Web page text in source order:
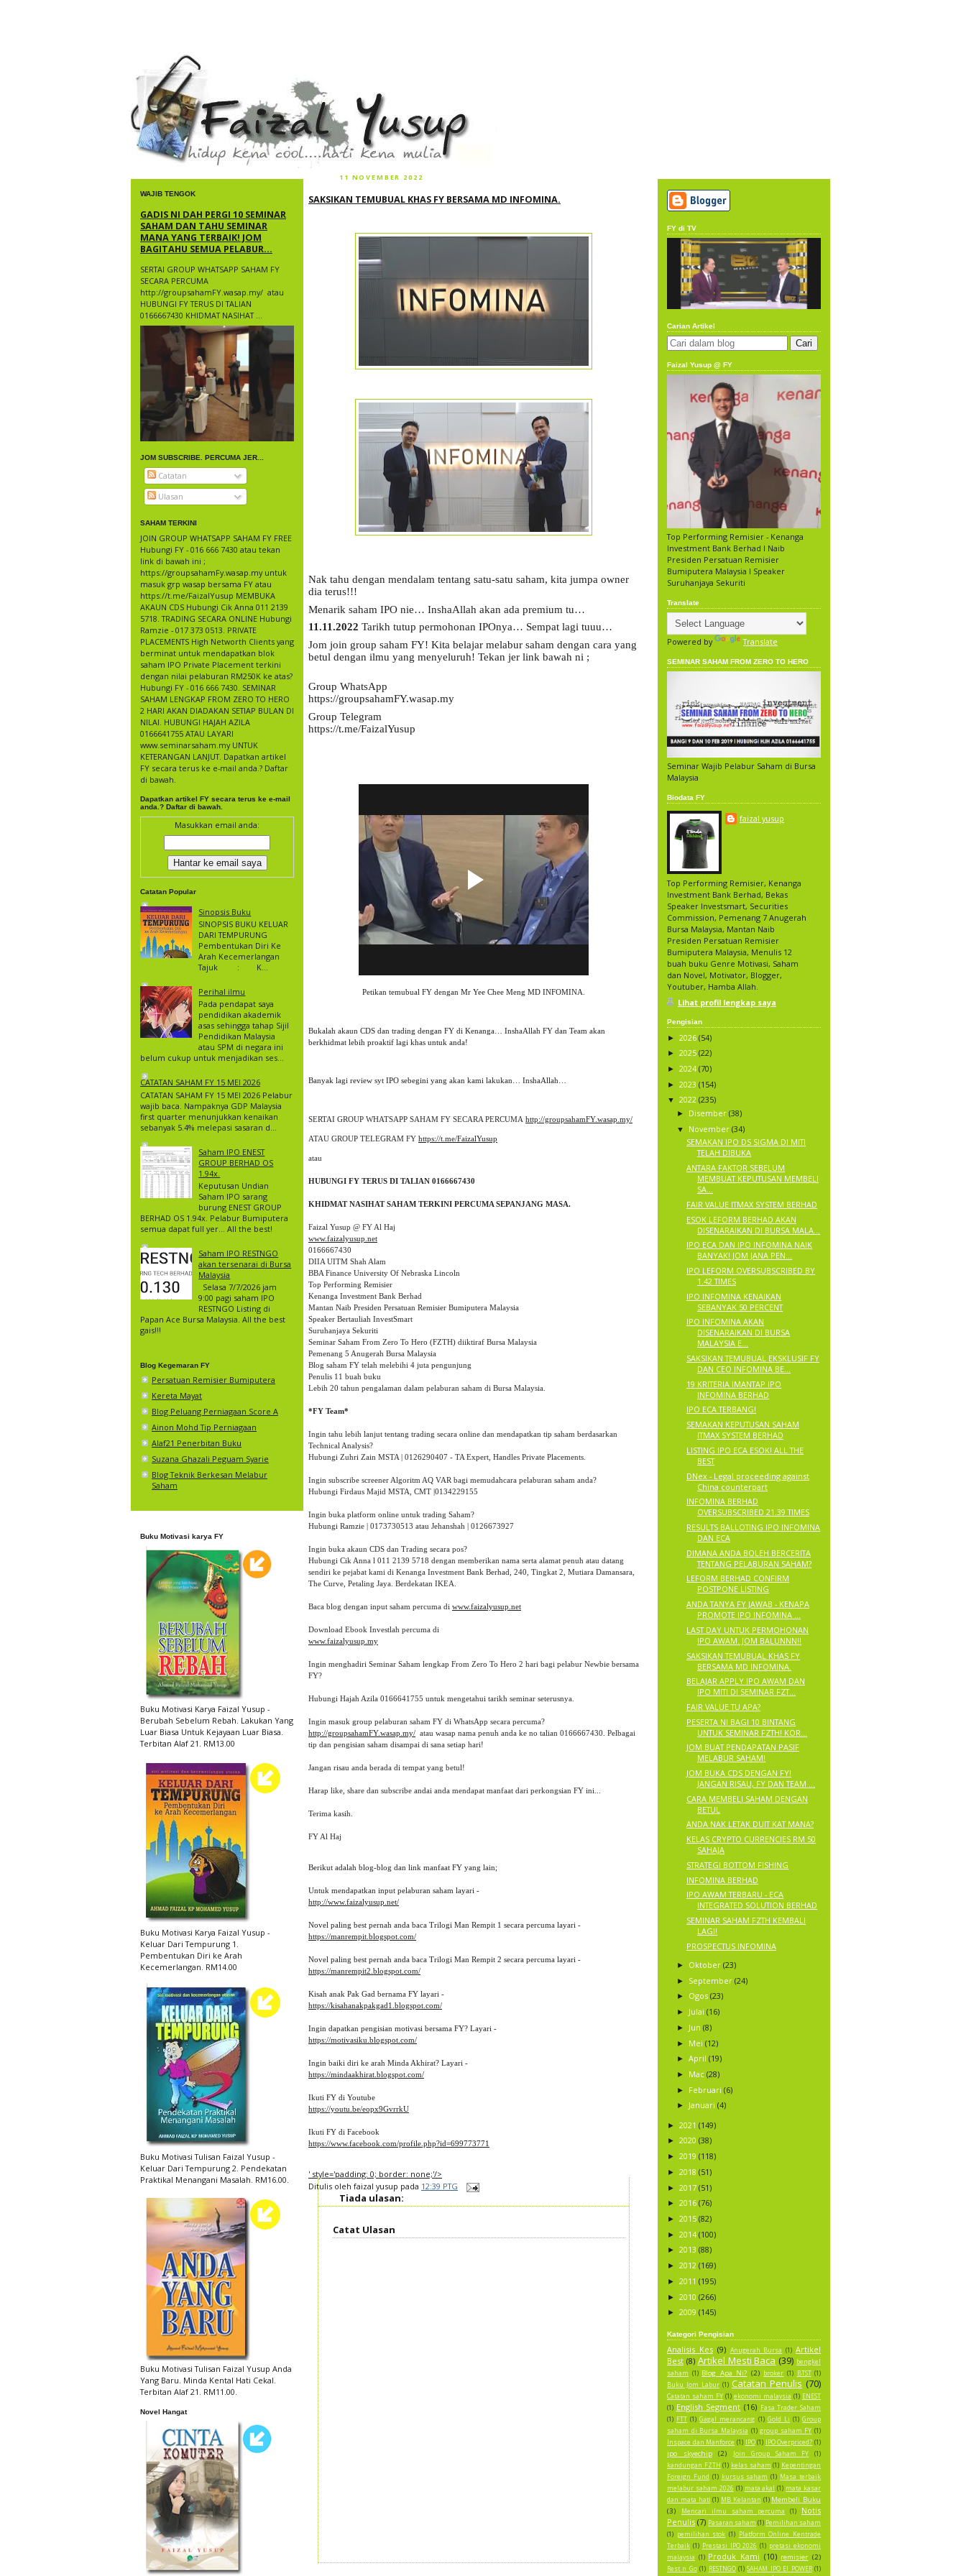
faizal yusup
WAJIB TENGOK
GADIS NI DAH PERGI 10 SEMINAR
SAHAM DAN TAHU SEMINAR
MANA YANG TERBAIK! JOM
BAGITAHU SEMUA PELABUR...
SERTAI GROUP WHATSAPP SAHAM FY
SECARA PERCUMA
http://groupsahamFY.wasap.my/ ​ atau
HUBUNGI FY TERUS DI TALIAN
0166667430 KHIDMAT NASIHAT ...
JOM SUBSCRIBE. PERCUMA JER...
Catatan
Ulasan
SAHAM TERKINI
JOIN GROUP WHATSAPP SAHAM FY FREE
Hubungi FY - 016 666 7430 atau tekan
link di bawah ini ;
https://groupsahamFy.wasap.my untuk
masuk grp wasap bersama FY atau
https://t.me/FaizalYusup MEMBUKA
AKAUN CDS Hubungi Cik Anna 011 2139
5718. TRADING SECARA ONLINE Hubungi
Ramzie - 017 373 0513. PRIVATE
PLACEMENTS High Networth Clients yang
berminat untuk mendapatkan blok
saham IPO Private Placement terkini
dengan nilai pelaburan RM250K ke atas?
Hubungi FY - 016 666 7430. SEMINAR
SAHAM LENGKAP FROM ZERO TO HERO
2 HARI AKAN DIADAKAN SETIAP BULAN DI
NILAI. HUBUNGI HAJAH AZILA
0166641755 ATAU LAYARI
www.seminarsaham.my UNTUK
KETERANGAN LANJUT. Dapatkan artikel
FY secara terus ke e-mail anda.? Daftar
di bawah.
Dapatkan artikel FY secara terus ke e-mail
anda.? Daftar di bawah.
Masukkan email anda:
Catatan Popular
Sinopsis Buku
SINOPSIS BUKU KELUAR
DARI TEMPURUNG
Pembentukan Diri Ke
Arah Kecemerlangan
Tajuk : K...
Perihal ilmu
Pada pendapat saya
pendidikan akademik
asas sehingga tahap Sijil
Pendidikan Malaysia
atau SPM di negara ini
belum cukup untuk menjadikan ses...
CATATAN SAHAM FY 15 MEI 2026
CATATAN SAHAM FY 15 MEI 2026 Pelabur
wajib baca. Nampaknya GDP Malaysia
first quarter menunjukkan kenaikan
sebanyak 5.4% melepasi sasaran d...
Saham IPO ENEST
GROUP BERHAD OS
1.94x.
Keputusan Undian
Saham IPO sarang
burung ENEST GROUP
BERHAD OS 1.94x. Pelabur Bumiputera
semua dapat full yer… All the best!
Saham IPO RESTNGO
akan tersenarai di Bursa
Malaysia
Selasa 7/7/2026 jam
9:00 pagi saham IPO
RESTNGO Listing di
Papan Ace Bursa Malaysia. All the best
gais!!!
Blog Kegemaran FY
Persatuan Remisier Bumiputera
Kereta Mayat
Blog Peluang Perniagaan Score A
Ainon Mohd Tip Perniagaan
Alaf21 Penerbitan Buku
Suzana Ghazali Peguam Syarie
Blog Teknik Berkesan Melabur
Saham
Buku Motivasi karya FY
Buku Motivasi Karya Faizal Yusup -
Berubah Sebelum Rebah. Lakukan Yang
Luar Biasa Untuk Kejayaan Luar Biasa.
Terbitan Alaf 21. RM13.00
Buku Motivasi Karya Faizal Yusup -
Keluar Dari Tempurung 1.
Pembentukan Diri ke Arah
Kecemerlangan. RM14.00
Buku Motivasi Tulisan Faizal Yusup -
Keluar Dari Tempurung 2. Pendekatan
Praktikal Menangani Masalah. RM16.00.
Buku Motivasi Tulisan Faizal Yusup Anda
Yang Baru. Minda Kental Hati Cekal.
Terbitan Alaf 21. RM11.00.
Novel Hangat
11 NOVEMBER 2022
SAKSIKAN TEMUBUAL KHAS FY BERSAMA MD INFOMINA.
Nak tahu dengan mendalam tentang satu-satu saham, kita jumpa owner
dia terus!!!
Menarik saham IPO nie… InshaAllah akan ada premium tu…
11.11.2022 Tarikh tutup permohonan IPOnya… Sempat lagi tuuu…
Jom join group saham FY! Kita belajar melabur saham dengan cara yang
betul dengan ilmu yang menyeluruh! Tekan jer link bawah ni ;
Group WhatsApp
https://groupsahamFY.wasap.my
Group Telegram
https://t.me/FaizalYusup
Petikan temubual FY dengan Mr Yee Chee Meng MD INFOMINA.
Bukalah akaun CDS dan trading dengan FY di Kenanga… InshaAllah FY dan Team akan
berkhidmat lebih proaktif lagi khas untuk anda!
Banyak lagi review syt IPO sebegini yang akan kami lakukan… InshaAllah…
SERTAI GROUP WHATSAPP SAHAM FY SECARA PERCUMA http://groupsahamFY.wasap.my/
ATAU GROUP TELEGRAM FY https://t.me/FaizalYusup
www.faizalyusup.net
0166667430
DIIA UITM Shah Alam
BBA Finance University Of Nebraska Lincoln
Top Performing Remisier
Kenanga Investment Bank Berhad
Mantan Naib Presiden Persatuan Remisier Bumiputera Malaysia
Speaker Bertauliah InvestSmart
Suruhanjaya Sekuriti
Seminar Saham From Zero To Hero (FZTH) diiktiraf Bursa Malaysia
Pemenang 5 Anugerah Bursa Malaysia
Blog saham FY telah melebihi 4 juta pengunjung
Penulis 11 buah buku
Lebih 20 tahun pengalaman dalam pelaburan saham di Bursa Malaysia.
Ingin tahu lebih lanjut tentang trading secara online dan mendapatkan tip saham berdasarkan
Technical Analysis?
Hubungi Zuhri Zain MSTA | 0126290407 - TA Expert, Handles Private Placements.
Ingin subscribe screener Algoritm AQ VAR bagi memudahcara pelaburan saham anda?
Hubungi Firdaus Majid MSTA, CMT |0134229155
Ingin buka platform online untuk trading Saham?
Hubungi Ramzie | 0173730513 atau Jehanshah | 0126673927
Ingin buka akaun CDS dan Trading secara pos?
Hubungi Cik Anna l 011 2139 5718 dengan memberikan nama serta alamat penuh atau datang
sendiri ke pejabat kami di Kenanga Investment Bank Berhad, 240, Tingkat 2, Mutiara Damansara,
The Curve, Petaling Jaya. Berdekatan IKEA.
Baca blog dengan input saham percuma di www.faizalyusup.net
www.faizalyusup.my
Ingin menghadiri Seminar Saham lengkap From Zero To Hero 2 hari bagi pelabur Newbie bersama
Hubungi Hajah Azila 0166641755 untuk mengetahui tarikh seminar seterusnya.
Ingin masuk group pelaburan saham FY di WhatsApp secara percuma?
http://groupsahamFY.wasap.my/
  atau wasap nama penuh anda ke no talian 0166667430. Pelbagai
tip dan pengisian saham disampai di sana setiap hari!
Jangan risau anda berada di tempat yang betul!
Harap like, share dan subscribe andai anda mendapat manfaat dari perkongsian FY ini...
Terima kasih.
FY Al Haj
Berikut adalah blog-blog dan link manfaat FY yang lain;
Untuk mendapatkan input pelaburan saham layari -
http://www.faizalyusup.net/
Novel paling best pernah anda baca Trilogi Man Rempit 1 secara percuma layari -
https://manrempit.blogspot.com/
Novel paling best pernah anda baca Trilogi Man Rempit 2 secara percuma layari -
https://manrempit2.blogspot.com/
Kisah anak Pak Gad bernama FY layari -
https://kisahanakpakgad1.blogspot.com/
Ingin dapatkan pengisian motivasi bersama FY? Layari -
https://motivasiku.blogspot.com/
Ingin baiki diri ke arah Minda Akhirat? Layari -
https://mindaakhirat.blogspot.com/
Ikuti FY di Youtube
https://youtu.be/eopx9GvrrkU
Ikuti FY di Facebook
https://www.facebook.com/profile.php?id=699773771
' style='padding: 0; border: none;'/>
Ditulis oleh faizal yusup pada 12:39 PTG
Tiada ulasan:
Catat Ulasan
FY di TV
Carian Artikel
Faizal Yusup @ FY
Top Performing Remisier - Kenanga
Investment Bank Berhad l Naib
Presiden Persatuan Remisier
Bumiputera Malaysia l Speaker
Suruhanjaya Sekuriti
Translate
Powered by Translate
SEMINAR SAHAM FROM ZERO TO HERO
Seminar Wajib Pelabur Saham di Bursa
Malaysia
Biodata FY
faizal yusup
Top Performing Remisier, Kenanga
Investment Bank Berhad, Bekas
Speaker Investsmart, Securities
Commission, Pemenang 7 Anugerah
Bursa Malaysia, Mantan Naib
Presiden Persatuan Remisier
Bumiputera Malaysia, Menulis 12
buah buku Genre Motivasi, Saham
dan Novel, Motivator, Blogger,
Youtuber, Hamba Allah.
Lihat profil lengkap saya
Pengisian
► 2026 (54)
► 2025 (22)
► 2024 (70)
► 2023 (154)
▼ 2022 (235)
► Disember (38)
▼ November (34)
SEMAKAN IPO DS SIGMA DI MITI
TELAH DIBUKA
ANTARA FAKTOR SEBELUM
MEMBUAT KEPUTUSAN MEMBELI
SA...
FAIR VALUE ITMAX SYSTEM BERHAD
ESOK LEFORM BERHAD AKAN
DISENARAIKAN DI BURSA MALA...
IPO ECA DAN IPO INFOMINA NAIK
BANYAK! JOM JANA PEN...
IPO LEFORM OVERSUBSCRIBED BY
1.42 TIMES
IPO INFOMINA KENAIKAN
SEBANYAK 50 PERCENT
IPO INFOMINA AKAN
DISENARAIKAN DI BURSA
MALAYSIA E...
SAKSIKAN TEMUBUAL EKSKLUSIF FY
DAN CEO INFOMINA BE...
19 KRITERIA IMANTAP IPO
INFOMINA BERHAD
IPO ECA TERBANG!
SEMAKAN KEPUTUSAN SAHAM
ITMAX SYSTEM BERHAD
LISTING IPO ECA ESOK! ALL THE
BEST
DNex - Legal proceeding against
China counterpart
INFOMINA BERHAD
OVERSUBSCRIBED 21.39 TIMES
RESULTS BALLOTING IPO INFOMINA
DAN ECA
DIMANA ANDA BOLEH BERCERITA
TENTANG PELABURAN SAHAM?
LEFORM BERHAD CONFIRM
POSTPONE LISTING
ANDA TANYA FY JAWAB - KENAPA
PROMOTE IPO INFOMINA ...
LAST DAY UNTUK PERMOHONAN
IPO AWAM. JOM BALUNNN!!
SAKSIKAN TEMUBUAL KHAS FY
BERSAMA MD INFOMINA.
BELAJAR APPLY IPO AWAM DAN
IPO MITI DI SEMINAR FZT...
FAIR VALUE TU APA?
PESERTA NI BAGI 10 BINTANG
UNTUK SEMINAR FZTH! KOR...
JOM BUAT PENDAPATAN PASIF
MELABUR SAHAM!
JOM BUKA CDS DENGAN FY!
JANGAN RISAU, FY DAN TEAM ...
CARA MEMBELI SAHAM DENGAN
BETUL
ANDA NAK LETAK DUIT KAT MANA?
KELAS CRYPTO CURRENCIES RM 50
SAHAJA
STRATEGI BOTTOM FISHING
INFOMINA BERHAD
IPO AWAM TERBARU - ECA
INTEGRATED SOLUTION BERHAD
SEMINAR SAHAM FZTH KEMBALI
LAGI!
PROSPECTUS INFOMINA
► Oktober (23)
► September (24)
► Ogos (23)
► Julai (16)
► Jun (8)
► Mei (12)
► April (19)
► Mac (28)
► Februari (6)
► Januari (4)
► 2021 (149)
► 2020 (38)
► 2019 (118)
► 2018 (51)
► 2017 (51)
► 2016 (76)
► 2015 (82)
► 2014 (100)
► 2013 (88)
► 2012 (169)
► 2011 (195)
► 2010 (266)
► 2009 (145)
Kategori Pengisian
Analisis Kes (9) Anugerah Bursa (1) Artikel
Best (8) Artikel Mesti Baca (39) bengkel
saham (1) Blog Apa Ni? (2) broker (1) BTST (1)
Buku Jom Labur (1) Catatan Penulis (70)
Catatan saham FY (1) ekonomi malaysia (1) ENEST
(1) English Segment (16) Fasa Trader Saham
(1) FTT (1) Gagal merancang (1) Gold Li (1) Group
saham di Bursa Malaysia (1) group saham FY (1)
Inspace dan Manforce (1) IPO (1) IPO Overpriced? (1)
ipo skyechip (2) Join Group Saham FY
(1)
kandungan FZTH (1) kelas saham (1) Kepentingan
Foreign Fund (1) kursus saham (1) Masa terbaik
melabur saham 2026 (1) mata akal (1) mata kasar
dan mata hati (1) MB Kelantan (1) Membeli Buku
(3)
Mencari ilmu saham percuma (1)
Notis
Penulis (7) Pasaran saham (1) Pemilihan saham
(1) pemilihan stok (1) Platform Online Kentrade
Terbaik (1) Prestasi IPO 2026 (1) pretasi ekonomi
malaysia (1) Produk Kami (10) remisier (2)
Rest n Go (1) RESTNGO (1) SAHAM IPO EI POWER (1)